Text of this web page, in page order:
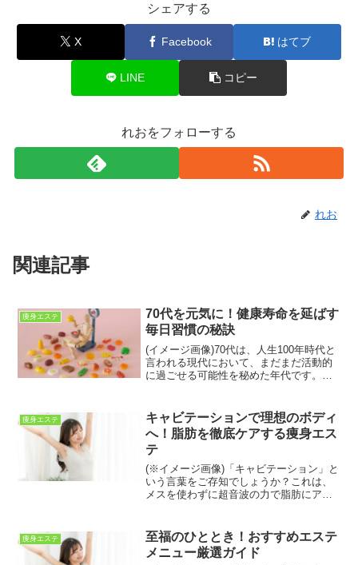
シェアする
X Facebook はてブ
LINE コピー
れおをフォローする
れお
関連記事
痩身エステ
70代を元気に！健康寿命を延ばす
毎日習慣の秘訣
(イメージ画像)70代は、人生100年時代と
言われる現代において、まだまだ活動的
に過ごせる可能性を秘めた年代です。し
る時期でもあります。「健康寿命」をい
かに長く保ち、医...
痩身エステ
キャビテーションで理想のボディ
へ！脂肪を徹底ケアする痩身エス
テ
(※イメージ画像)「キャビテーション」と
いう言葉をご存知でしょうか？これは、
メスを使わずに超音波の力で脂肪にアプ
なかなか部分痩せができない、セルライ
トが気になる、そんな...
痩身エステ
至福のひととき！おすすめエステ
メニュー厳選ガイド